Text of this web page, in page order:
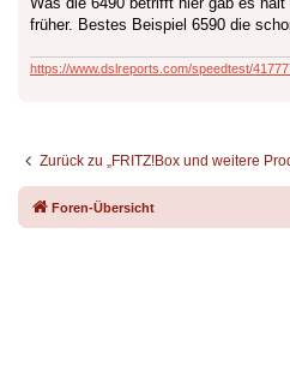
früher. Bestes Beispiel 6590 die
https://www.dslreports.com/speedtest/
Zurück zu „FRITZ!Box und weitere
Foren-Übersicht